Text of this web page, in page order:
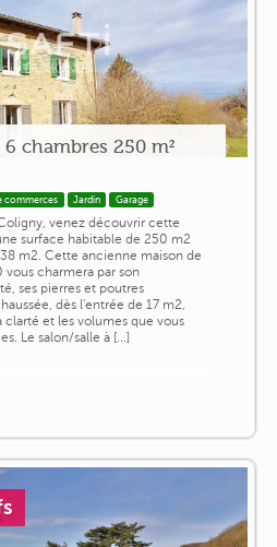
chambres 250 m²
commerces Jardin Garage
venez découvrir cette
surface habitable de 250 m2
m2. Cette ancienne maison de
charmera par son
ses pierres et poutres
dès l'entrée de 17 m2,
clarté et les volumes que vous
Le salon/salle à [...]